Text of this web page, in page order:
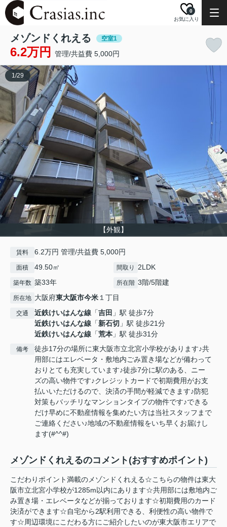
お気に入り
0
メゾンドくれえる 空室1
6.2万円 管理/共益費 5,000円
【外観】
1/29
賃料 6.2万円 管理/共益費 5,000円
面積 49.50㎡ 間取り 2LDK
築年数 築33年 所在階 3階/5階建
所在地 大阪府東大阪市今米１丁目
交通 近鉄けいはんな線 「吉田 」駅 徒歩7分
近鉄けいはんな線 「新石切 」駅 徒歩21分
近鉄けいはんな線 「荒本 」駅 徒歩31分
備考
徒歩17分の場所に東大阪市立北宮小学校があります♪共
用部にはエレベータ・敷地内ごみ置き場などが備わって
おりとても充実しています♪徒歩7分に駅のある、ニー
ズの高い物件です♪クレジットカードで初期費用がお支
払いいただけるので、決済の手間が軽減できます♪防犯
対策もバッチリなマンションタイプの物件です♪できる
だけ早めに不動産情報を集めたい方は当社スタッフまで
ご連絡ください♪地域の不動産情報をいち早くお届けし
ます(#^^#)
メゾンドくれえるのコメント(おすすめポイント)
こだわりポイント満載のメゾンドくれえる☆こちらの物件は東大
阪市立北宮小学校が1285m以内にあります☆共用部には敷地内ご
み置き場・エレベータなどが揃っております☆初期費用のカード
決済ができます☆自宅から2駅利用できる、利便性の高い物件で
す☆周辺環境にこだわる方にご紹介したいのが東大阪市エリアで